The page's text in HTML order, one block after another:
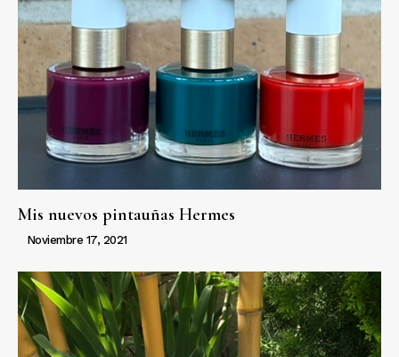
Mis nuevos pintauñas Hermes
Noviembre 17, 2021